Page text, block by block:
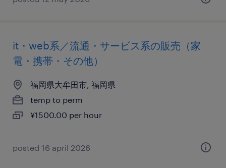
it・web系／流通・サービス系の販売（家
電・携帯・その他）
福岡県大牟田市, 福岡県
temp to perm
¥1500.00 per hour
posted 16 april 2026